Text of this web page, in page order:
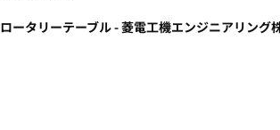
ロータリーテーブル - 菱電工機エンジニアリング